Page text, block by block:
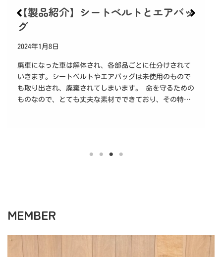
製品紹介】シートベルトとエアバッ
年1月8日
車になった車は解体され、各部品ごとに仕分けされて
きます。シートベルトやエアバッグは未使用のもので
取り出され、廃棄されてしまいます。 命を守るための
のなので、とても丈夫な素材でできており、その特…
MEMBER